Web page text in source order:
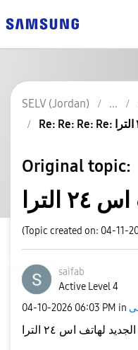
SELV (Jordan)
Original topic:
الترا
(Topic created on: 04-11-
saifab
Active Level 4
‎04-10-2026 06:03 PM in
لهاتف اس ٢٤ الترا